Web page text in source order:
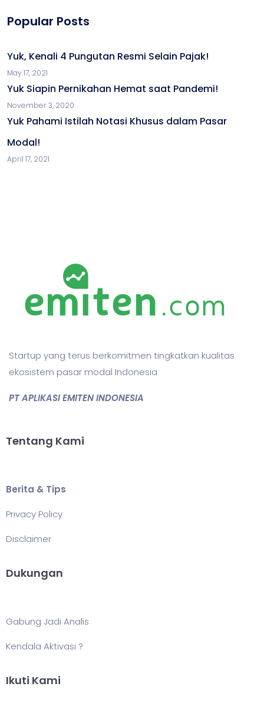
Popular Posts
Yuk, Kenali 4 Pungutan Resmi Selain Pajak!
May 17, 2021
Yuk Siapin Pernikahan Hemat saat Pandemi!
November 3, 2020
Yuk Pahami Istilah Notasi Khusus dalam Pasar
Modal!
April 17, 2021
Startup yang terus berkomitmen tingkatkan kualitas
ekosistem pasar modal Indonesia
PT APLIKASI EMITEN INDONESIA
Tentang Kami
Berita & Tips
Privacy Policy
Disclaimer
Dukungan
Gabung Jadi Analis
Kendala Aktivasi ?
Ikuti Kami